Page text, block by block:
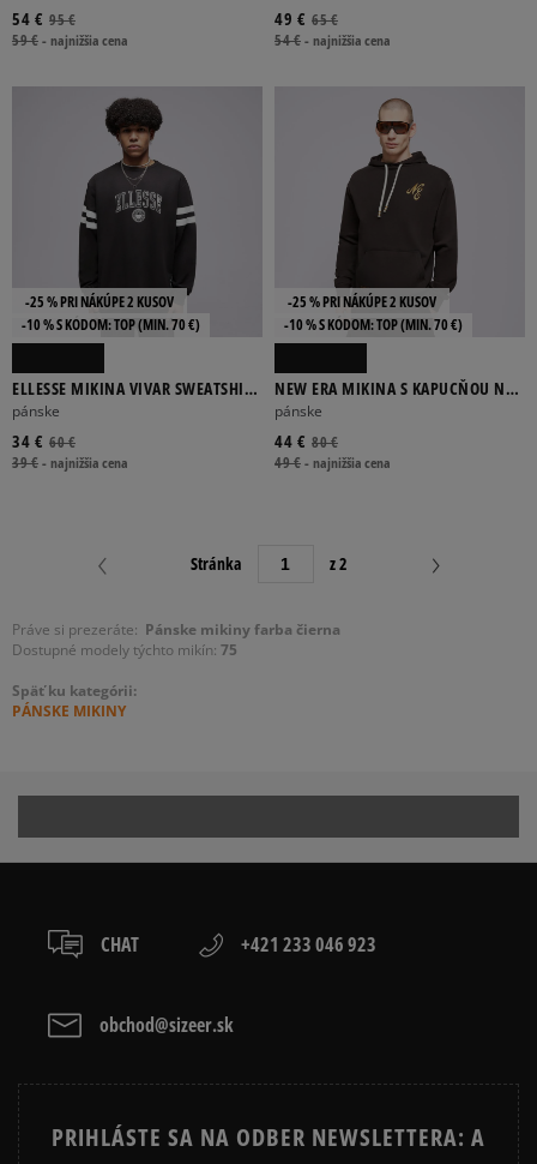
Práve si prezeráte: Pánske mikinyfarba čierna
Dostupné modely týchto mikín: 75
Späť ku kategórii:
PÁNSKE MIKINY
95 €
54 €
59 €-najnižšia cena
65 €
49 €
54 €-najnižšia cena
-10 % S KÓDOM: TOP (MIN. 70 €)
-25 % PRI NÁKÚPE 2 KUSOV
ELLESSE MIKINA VIVAR SWEATSHIRT
WSHD BLK
pánske
60 €
34 €
39 €-najnižšia cena
-10 % S KÓDOM: TOP (MIN. 70 €)
-25 % PRI NÁKÚPE 2 KUSOV
NEW ERA MIKINA S KAPUCŇOU NE
SCRIPT LOGO NONE
pánske
80 €
44 €
49 €-najnižšia cena
Stránka z 2
CHAT +421 233 046 923
obchod@sizeer.sk
PRIHLÁSTE SA NA ODBER NEWSLETTERA: A